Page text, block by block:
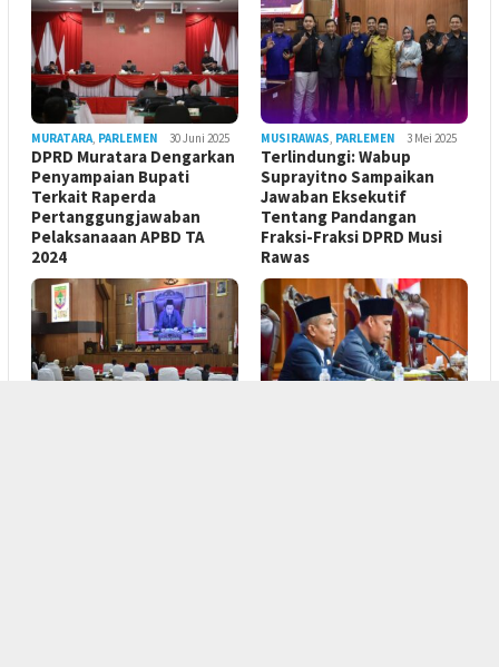
MURATARA, PARLEMEN 30 Juni 2025
DPRD Muratara Dengarkan
Penyampaian Bupati
Terkait Raperda
Pertanggungjawaban
Pelaksanaaan APBD TA
2024
MUSIRAWAS, PARLEMEN 3 Mei 2025
Terlindungi: Wabup
Suprayitno Sampaikan
Jawaban Eksekutif
Tentang Pandangan
Fraksi-Fraksi DPRD Musi
Rawas